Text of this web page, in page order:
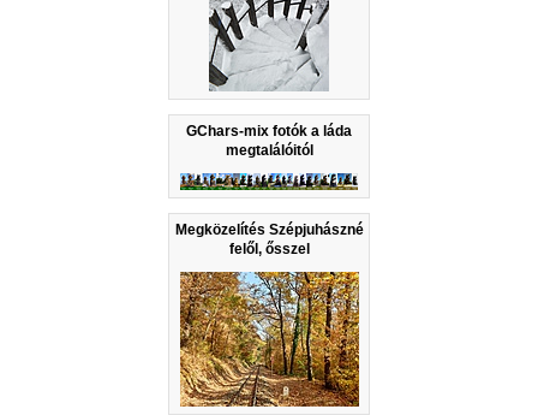
GChars-mix fotók a láda
megtalálóitól
Megközelítés Szépjuhászné
felől, ősszel